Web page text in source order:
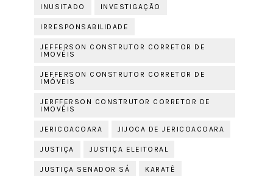
INUSITADO INVESTIGAÇÃO
IRRESPONSABILIDADE
JEFFERSON CONSTRUTOR CORRETOR DE
IMOVÉIS
JEFFERSON CONSTRUTOR CORRETOR DE
IMÓVEIS
JERFFERSON CONSTRUTOR CORRETOR DE
IMOVÉIS
JERICOACOARA JIJOCA DE JERICOACOARA
JUSTIÇA JUSTIÇA ELEITORAL
JUSTIÇA SENADOR SÁ KARATÊ